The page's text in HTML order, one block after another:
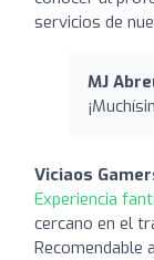
servicios de
MJ
Viciaos
Experiencia
cercano en el
Recomendable